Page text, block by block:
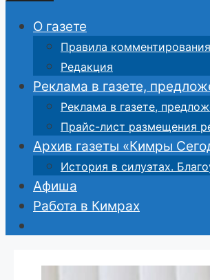
О газете
Правила
Редакция
Реклама в газете,
Реклама в газете,
Прайс-лист размещения
Архив газеты «Кимры
История в силуэтах.
Афиша
Работа в Кимрах